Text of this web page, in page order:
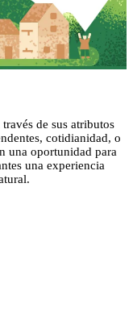
de sus atributos
cotidianidad, o
una oportunidad para
una experiencia